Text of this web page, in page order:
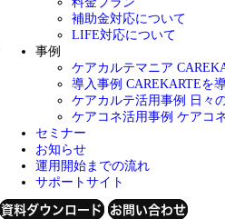
補助金対応について
LIFE対応について
事例
ケアカルテマニア
導入事例 CAREKARTEを
ケアカルテ活用事例
日々
ケアコネ活用事例 ケアコ
セミナー
お知らせ
運用開始までの流れ
サポートサイト
資料ダウンロード お問い合わせ